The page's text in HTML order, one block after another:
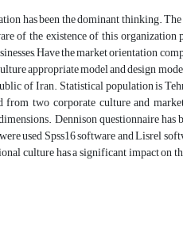
has been the dominant thinking.
of the existence of this
Have the market orientation
appropriate model and design
of Iran. Statistical population is
two corporate culture and
Dennison questionnaire
used Spss16 software and Lisrel
culture has a significant impact